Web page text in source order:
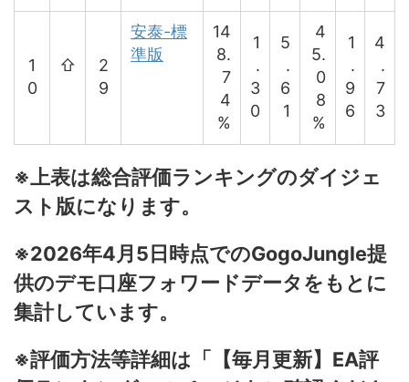
1
0
⇧
2
9
安泰-標
準版
14
8.
7
4
%
1
.
3
0
5
.
6
1
4
5.
0
8
%
1
.
9
6
4
.
7
3
※上表は総合評価ランキングのダイジェ
スト版になります。
※2026年4月5日時点でのGogoJungle提
供のデモ口座フォワードデータをもとに
集計しています。
※評価方法等詳細は「【毎月更新】EA評